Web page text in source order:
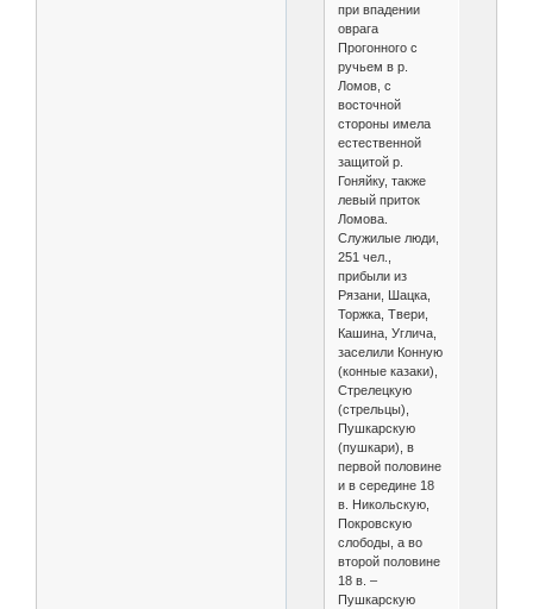
при впадении
оврага
Прогонного с
ручьем в р.
Ломов, с
восточной
стороны имела
естественной
защитой р.
Гоняйку, также
левый приток
Ломова.
Служилые люди,
251 чел.,
прибыли из
Рязани, Шацка,
Торжка, Твери,
Кашина, Углича,
заселили Конную
(конные казаки),
Стрелецкую
(стрельцы),
Пушкарскую
(пушкари), в
первой половине
и в середине 18
в. Никольскую,
Покровскую
слободы, а во
второй половине
18 в. –
Пушкарскую